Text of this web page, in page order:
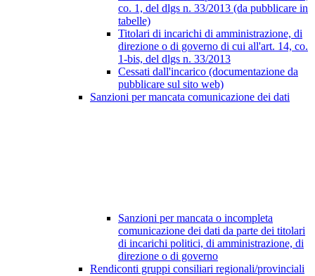
co. 1, del dlgs n. 33/2013 (da pubblicare in
tabelle)
Titolari di incarichi di amministrazione, di
direzione o di governo di cui all'art. 14, co.
1-bis, del dlgs n. 33/2013
Cessati dall'incarico (documentazione da
pubblicare sul sito web)
Sanzioni per mancata comunicazione dei dati
Sanzioni per mancata o incompleta
comunicazione dei dati da parte dei titolari
di incarichi politici, di amministrazione, di
direzione o di governo
Rendiconti gruppi consiliari regionali/provinciali